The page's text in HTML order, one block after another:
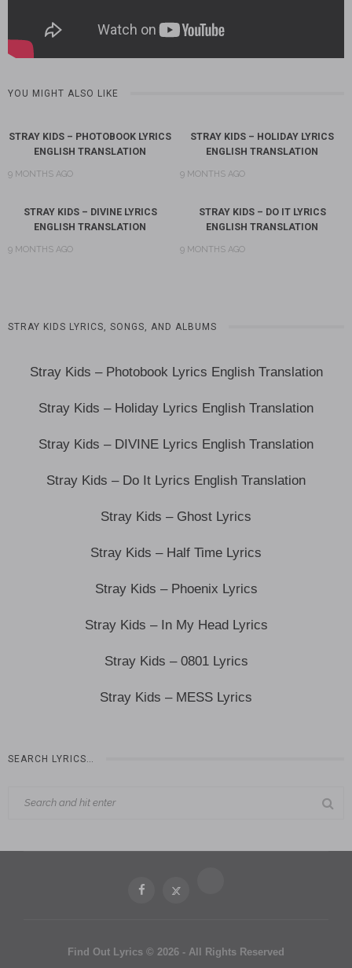
YOU MIGHT ALSO LIKE
STRAY KIDS – PHOTOBOOK LYRICS
ENGLISH TRANSLATION
9 MONTHS AGO
STRAY KIDS – HOLIDAY LYRICS
ENGLISH TRANSLATION
9 MONTHS AGO
STRAY KIDS – DIVINE LYRICS
ENGLISH TRANSLATION
9 MONTHS AGO
STRAY KIDS – DO IT LYRICS
ENGLISH TRANSLATION
9 MONTHS AGO
STRAY KIDS LYRICS, SONGS, AND ALBUMS
Stray Kids – Photobook Lyrics English Translation
Stray Kids – Holiday Lyrics English Translation
Stray Kids – DIVINE Lyrics English Translation
Stray Kids – Do It Lyrics English Translation
Stray Kids – Ghost Lyrics
Stray Kids – Half Time Lyrics
Stray Kids – Phoenix Lyrics
Stray Kids – In My Head Lyrics
Stray Kids – 0801 Lyrics
Stray Kids – MESS Lyrics
SEARCH LYRICS…
Find Out Lyrics © 2026 - All Rights Reserved